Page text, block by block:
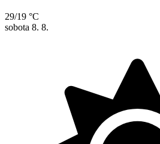
29/19 °C
sobota 8. 8.